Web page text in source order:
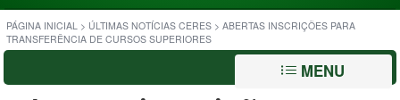
PÁGINA INICIAL > ÚLTIMAS NOTÍCIAS CERES > ABERTAS INSCRIÇÕES PARA
TRANSFERÊNCIA DE CURSOS SUPERIORES
MENU